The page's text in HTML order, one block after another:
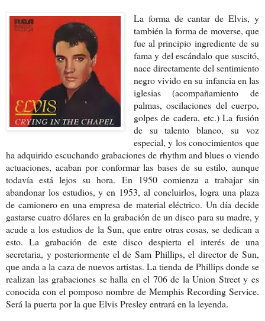
La forma de cantar de Elvis, y
también la forma de moverse, que
fue al principio ingrediente de su
fama y del escándalo que suscitó,
nace directamente del sentimiento
negro vivido en su infancia en las
iglesias (acompañamiento de
palmas, oscilaciones del cuerpo,
golpes de cadera, etc.) La fusión
de su talento blanco, su voz
especial, y los conocimientos que
ha adquirido escuchando grabaciones de rhythm and blues o viendo
actuaciones, acaban por conformar las bases de su estilo, aunque
todavía está lejos su hora. En 1950 comienza a trabajar sin
abandonar los estudios, y en 1953, al concluirlos, logra una plaza
de camionero en una empresa de material eléctrico. Un día decide
gastarse cuatro dólares en la grabación de un disco para su madre, y
acude a los estudios de la Sun, que entre otras cosas, se dedican a
esto. La grabación de este disco despierta el interés de una
secretaria, y posteriormente el de Sam Phillips, el director de Sun,
que anda a la caza de nuevos artistas. La tienda de Phillips donde se
realizan las grabaciones se halla en el 706 de la Union Street y es
conocida con el pomposo nombre de Memphis Recording Service.
Será la puerta por la que Elvis Presley entrará en la leyenda.